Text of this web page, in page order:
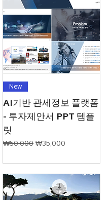
New
AI기반 관세정보 플랫폼
- 투자제안서 PPT 템플
릿
일반가
₩50,000 할인가
₩35,000